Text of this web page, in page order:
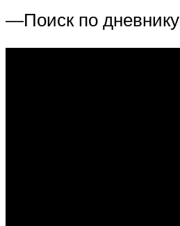
—Поиск по дневнику